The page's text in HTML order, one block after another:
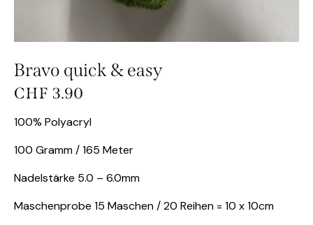
Bravo quick & easy
CHF 3.90
100% Polyacryl
100 Gramm / 165 Meter
Nadelstärke 5.0 – 6.0mm
Maschenprobe 15 Maschen / 20 Reihen = 10 x 10cm